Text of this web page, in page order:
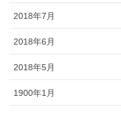
2018年7月
2018年6月
2018年5月
1900年1月